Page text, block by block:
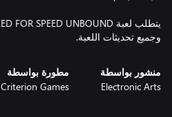
وجميع تحديثات اللعبة.
منشور بواسطة
Electronic Arts
مطورة بواسطة
Criterion Games